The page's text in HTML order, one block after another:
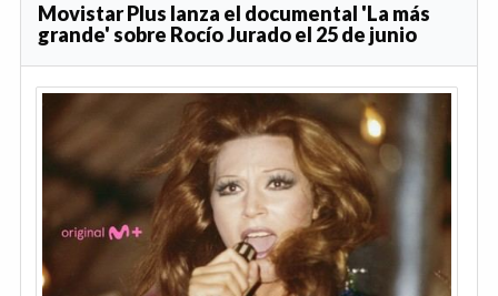
Movistar Plus lanza el documental 'La más
grande' sobre Rocío Jurado el 25 de junio